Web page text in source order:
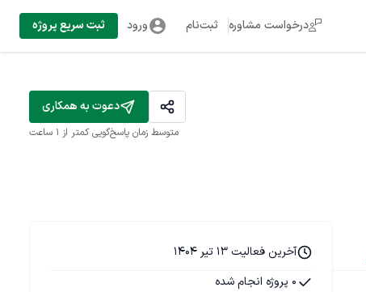
درخواست مشاوره ثبت‌نام ورود ثبت سریع پروژه
دعوت به همکاری
متوسط زمان پاسخ‌گویی کمتر از 1 ساعت
آخرین فعالیت 13 تیر 1404
0 پروژه انجام شده